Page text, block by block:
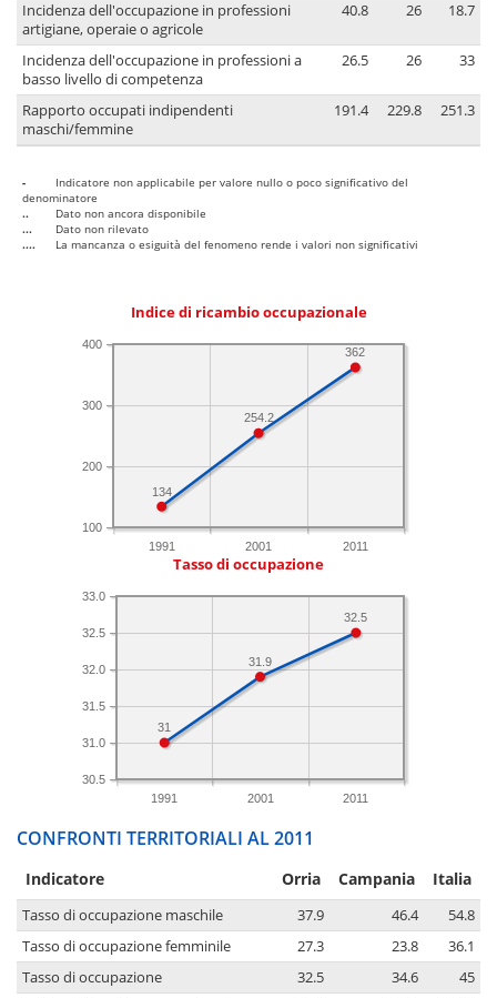
Incidenza dell'occupazione in professioni
artigiane, operaie o agricole
40.8 26 18.7
Incidenza dell'occupazione in professioni a
basso livello di competenza
26.5 26 33
Rapporto occupati indipendenti
maschi/femmine
191.4 229.8 251.3
-
Indicatore non applicabile per valore nullo o poco significativo del
denominatore
..
Dato non ancora disponibile
...
Dato non rilevato
....
La mancanza o esiguità del fenomeno rende i valori non significativi
Indice di ricambio occupazionale
1991 2001 2011
100
200
300
400
362
254.2
134
Tasso di occupazione
1991 2001 2011
30.5
31.0
31.5
32.0
32.5
33.0
32.5
31.9
31
CONFRONTI TERRITORIALI AL 2011
Indicatore Orria Campania Italia
Tasso di occupazione maschile 37.9 46.4
54.8
Tasso di occupazione femminile
27.3 23.8
36.1
Tasso di occupazione
32.5 34.6
45